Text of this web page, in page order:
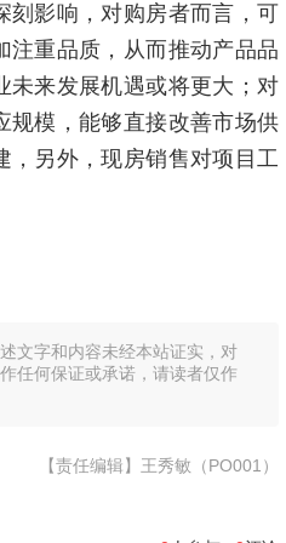
刻影响，对购房者而言，可
注重品质，从而推动产品品
未来发展机遇或将更大；对
规模，能够直接改善市场供
，另外，现房销售对项目工
文字和内容未经本站证实，对
任何保证或承诺，请读者仅作
【责任编辑】王秀敏（PO001）